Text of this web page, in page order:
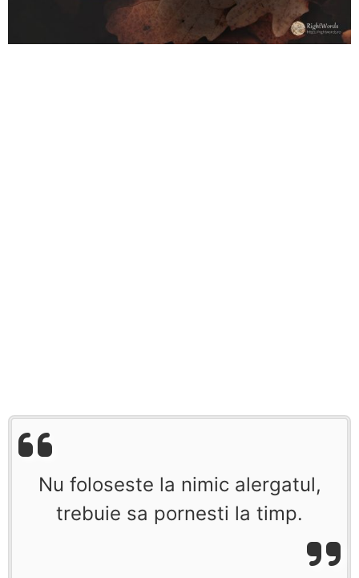
Nu foloseste la nimic alergatul,
trebuie sa pornesti la timp.